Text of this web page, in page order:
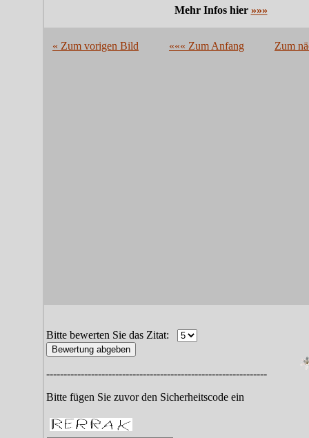
Mehr Infos hier »»»
« Zum vorigen Bild ««« Zum Anfang Zum
Bitte bewerten Sie das Zitat:
----------------------------------------------------------------
Bitte fügen Sie zuvor den Sicherheitscode ein